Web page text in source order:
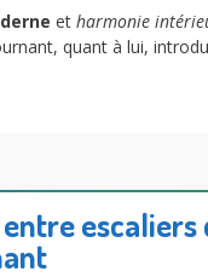
et harmonie
quant à lui,